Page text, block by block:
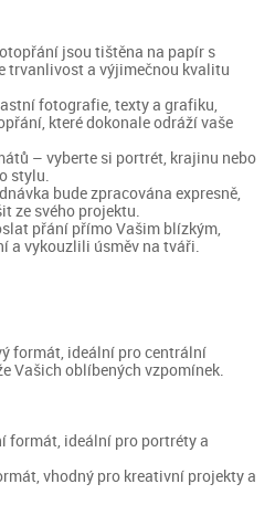
jsou tištěna na papír s
trvanlivost a výjimečnou kvalitu
fotografie, texty a grafiku,
které dokonale odráží vaše
– vyberte si portrét, krajinu nebo
stylu.
bude zpracována expresně,
ze svého projektu.
přání přímo Vašim blízkým,
a vykouzlili úsměv na tváři.
formát, ideální pro centrální
Vašich oblíbených vzpomínek.
formát, ideální pro portréty a
vhodný pro kreativní projekty a